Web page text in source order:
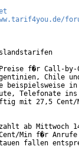
f�r Call-by-
Chile
beispielsweise in
Telefonate ins
mit 27,5 Cent/
ab Mittwoch
Min f�r
fallen